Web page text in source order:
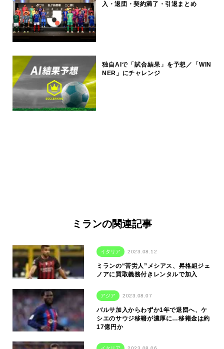
入・退団・契約満了・引退まとめ
独自AIで「試合結果」を予想／「WIN
NER」にチャレンジ
ミランの関連記事
イタリア 2023.08.12
ミランの“苦労人”メシアス、昇格組ジェ
ノアに買取義務付きレンタルで加入
アジア 2023.08.07
バルサ加入からわずか1年で退団へ、ケ
シエのサウジ移籍が濃厚に…移籍金は約
17億円か